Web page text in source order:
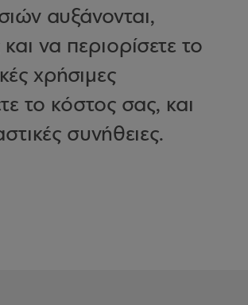
αυξάνονται,
να περιορίσετε το
χρήσιμες
το κόστος σας, και
συνήθειες.